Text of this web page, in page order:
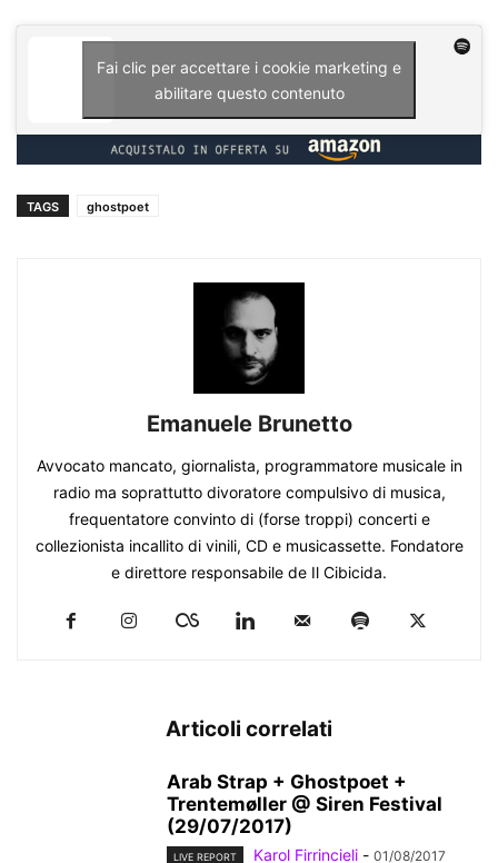
Fai clic per accettare i cookie marketing e
abilitare questo contenuto
TAGS ghostpoet
Emanuele Brunetto
Avvocato mancato, giornalista, programmatore musicale in
radio ma soprattutto divoratore compulsivo di musica,
frequentatore convinto di (forse troppi) concerti e
collezionista incallito di vinili, CD e musicassette. Fondatore
e direttore responsabile de Il Cibicida.
Articoli correlati
Arab Strap + Ghostpoet +
Trentemøller @ Siren Festival
(29/07/2017)
LIVE REPORT Karol Firrincieli - 01/08/2017